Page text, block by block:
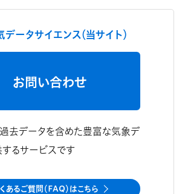
ータサイエンス（当サイト）
お問い合わせ
去データを含めた豊富な気象デ
るサービスです
あるご質問（FAQ）はこちら